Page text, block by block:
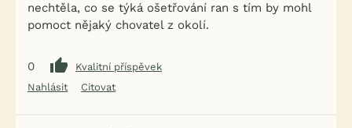
nechtěla, co se týká ošetřování ran s tím by mohl
pomoct nějaký chovatel z okolí.
0
Kvalitní příspěvek
Nahlásit
Citovat